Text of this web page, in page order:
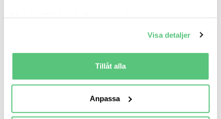
som kan ha en noggrannhet på upp till flera meter
Identifiera din enhet genom att aktivt skanna den
för specifika kännetecken (fingeravtryck)
Ta reda på mer om hur dina personliga uppgifter
Du kan ändra eller dra tillbaka ditt samtycke när som
helst från cookie-förklaringen.
Visa detaljer
Tillåt alla
Anpassa